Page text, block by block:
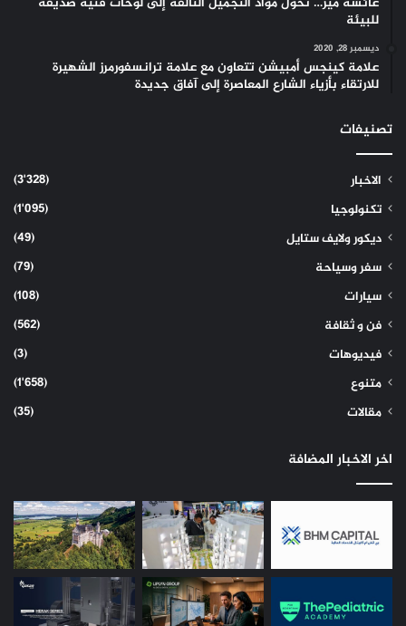
للبيئة
ديسمبر 28, 2020
علامة كينجس أمبيشن تتعاون مع علامة ترانسفورمرز الشهيرة
للارتقاء بأزياء الشارع المعاصرة إلى آفاق جديدة
تصنيفات
الاخبار
(3٬328)
تكنولوجيا
(1٬095)
ديكور ولايف ستايل
(49)
سفر وسياحة
(79)
سيارات
(108)
فن و ثقافة
(562)
فيديوهات
(3)
متنوع
(1٬658)
مقالات
(35)
اخر الاخبار المضافة